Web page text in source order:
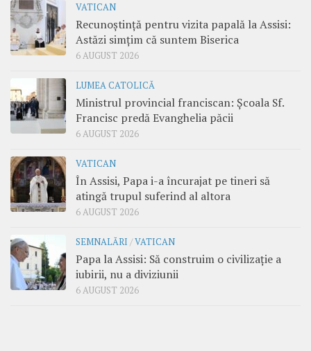
VATICAN
Recunoștință pentru vizita papală la Assisi:
Astăzi simțim că suntem Biserica
6 AUGUST 2026
LUMEA CATOLICĂ
Ministrul provincial franciscan: Școala Sf.
Francisc predă Evanghelia păcii
6 AUGUST 2026
VATICAN
În Assisi, Papa i-a încurajat pe tineri să
atingă trupul suferind al altora
6 AUGUST 2026
SEMNALĂRI /VATICAN
Papa la Assisi: Să construim o civilizație a
iubirii, nu a diviziunii
6 AUGUST 2026